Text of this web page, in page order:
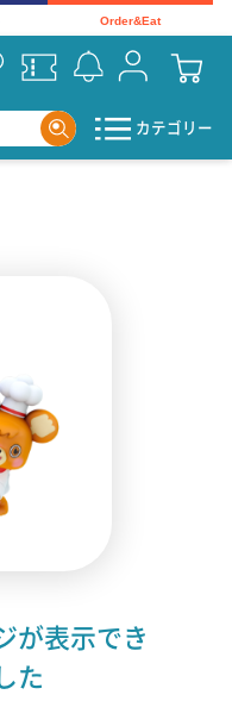
Order&Eat
カテゴリー
が表示でき
た